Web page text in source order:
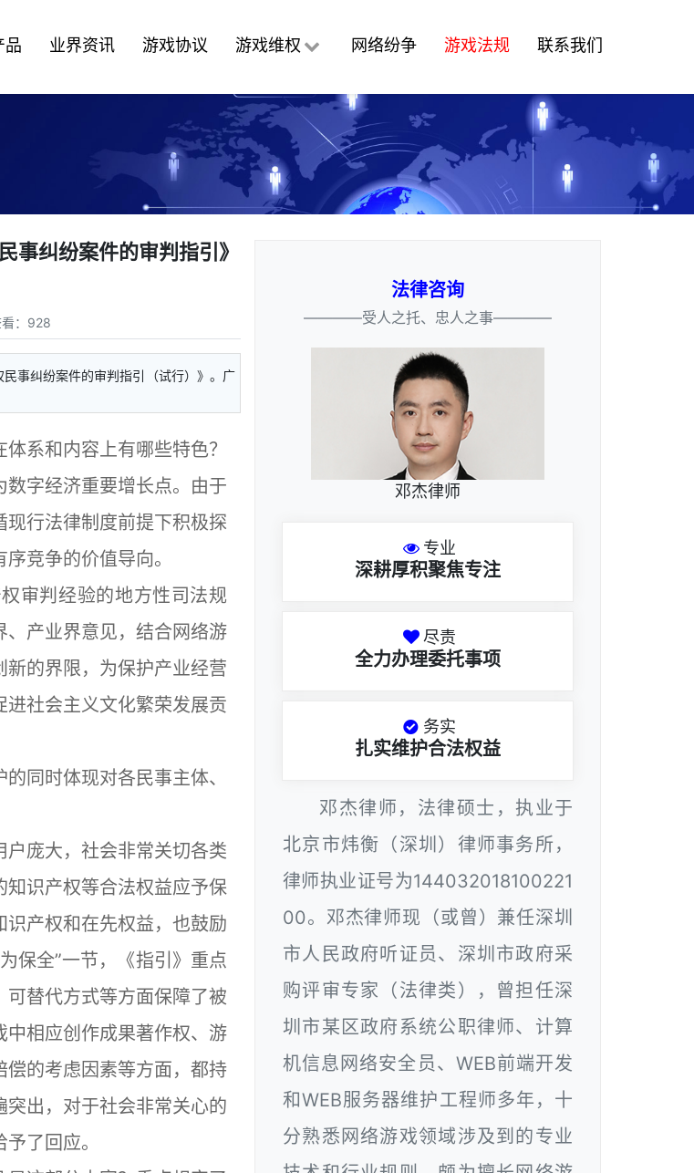
品 业界资讯 游戏协议 游戏维权 网络纷争 游戏法规 联系我们
事纠纷案件的审判指引》
： 928
事纠纷案件的审判指引（试行）》。广
系和内容上有哪些特色？
字经济重要增长点。由于
行法律制度前提下积极探
竞争的价值导向。
审判经验的地方性司法规
产业界意见，结合网络游
的界限，为保护产业经营
社会主义文化繁荣发展贡
同时体现对各民事主体、
庞大，社会非常关切各类
识产权等合法权益应予保
产权和在先权益，也鼓励
保全”一节，《指引》重点
替代方式等方面保障了被
相应创作成果著作权、游
的考虑因素等方面，都持
出，对于社会非常关心的
了回应。
法律咨询
————受人之托、忠人之事————
邓杰律师
专业
深耕厚积聚焦专注
尽责
全力办理委托事项
务实
扎实维护合法权益
邓杰律师，法律硕士，执业于
北京市炜衡（深圳）律师事务所，
律师执业证号为144032018100221
00。邓杰律师现（或曾）兼任深圳
市人民政府听证员、深圳市政府采
购评审专家（法律类），曾担任深
圳市某区政府系统公职律师、计算
机信息网络安全员、WEB前端开发
和WEB服务器维护工程师多年，十
分熟悉网络游戏领域涉及到的专业